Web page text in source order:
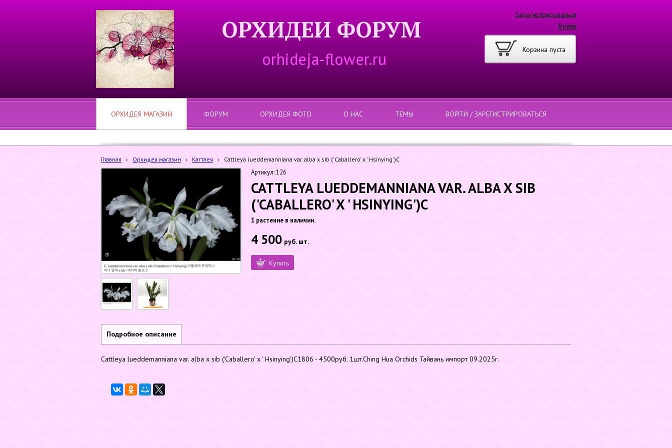
Корзина пуста
Зарегистрироваться
Войти
ОРХИДЕИ ФОРУМ
orhideja-flower.ru
ОРХИДЕЯ МАГАЗИН ФОРУМ ОРХИДЕЯ ФОТО О НАС ТЕМЫ ВОЙТИ / ЗАРЕГИСТРИРОВАТЬСЯ
Главная › Орхидея магазин › Каттлея › Cattleya lueddemanniana var. alba x sib ('Caballero' x ' Hsinying')C
Артикул: 126
CATTLEYA LUEDDEMANNIANA VAR. ALBA X SIB
('CABALLERO' X ' HSINYING')C
1 растение в наличии.
4 500 руб. шт.
Купить
Подробное описание
Cattleya lueddemanniana var. alba x sib ('Caballero' x ' Hsinying')C1806 - 4500руб. 1шт.Ching Hua Orchids Тайвань импорт 09.2025г.